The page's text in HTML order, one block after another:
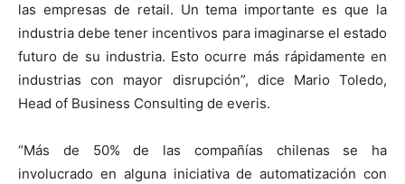
las empresas de retail. Un tema importante es que la
industria debe tener incentivos para imaginarse el estado
futuro de su industria. Esto ocurre más rápidamente en
industrias con mayor disrupción”, dice Mario Toledo,
Head of Business Consulting de everis.
“Más de 50% de las compañías chilenas se ha
involucrado en alguna iniciativa de automatización con